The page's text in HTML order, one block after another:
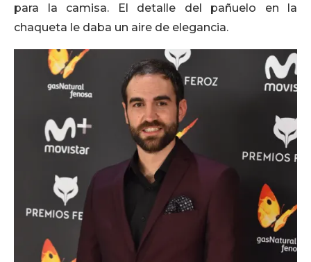
para la camisa. El detalle del pañuelo en la
chaqueta le daba un aire de elegancia.